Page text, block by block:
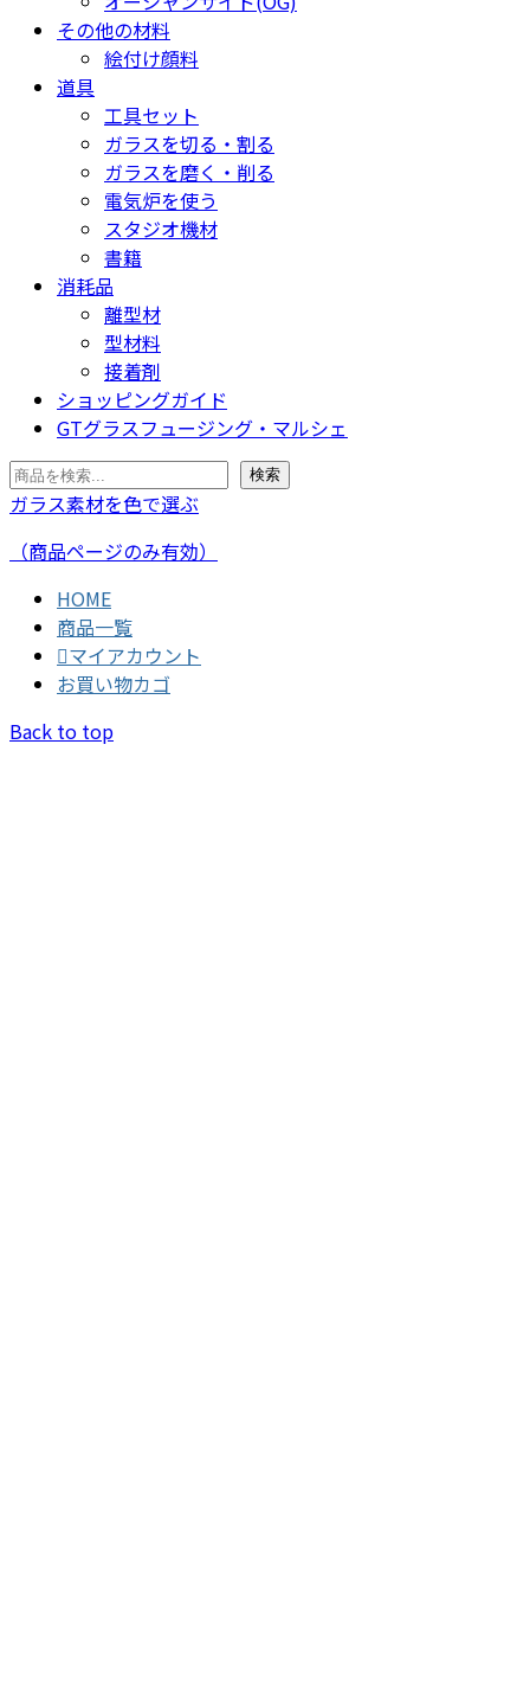
その他の材料
絵付け顔料
道具
工具セット
ガラスを切る・割る
ガラスを磨く・削る
電気炉を使う
スタジオ機材
書籍
消耗品
離型材
型材料
接着剤
ショッピングガイド
GTグラスフュージング・マルシェ
検
索
検索
ガラス素材を色で選ぶ
（商品ページのみ有効）
HOME
商品一覧
マイアカウント
お買い物カゴ
Back to top